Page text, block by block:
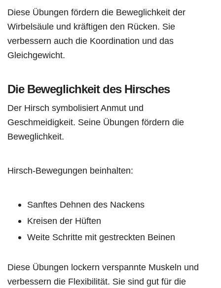
Diese Übungen fördern die Beweglichkeit der
Wirbelsäule und kräftigen den Rücken. Sie
verbessern auch die Koordination und das
Gleichgewicht.
Die Beweglichkeit des Hirsches
Der Hirsch symbolisiert Anmut und
Geschmeidigkeit. Seine Übungen fördern die
Beweglichkeit.
Hirsch-Bewegungen beinhalten:
Sanftes Dehnen des Nackens
Kreisen der Hüften
Weite Schritte mit gestreckten Beinen
Diese Übungen lockern verspannte Muskeln und
verbessern die Flexibilität. Sie sind gut für die